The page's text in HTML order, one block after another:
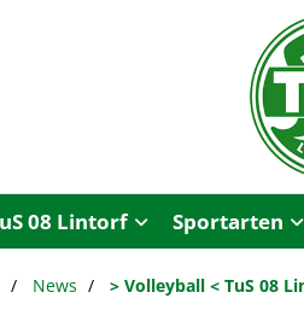
08 Lintorf Sportarten
News > Volleyball < TuS 08